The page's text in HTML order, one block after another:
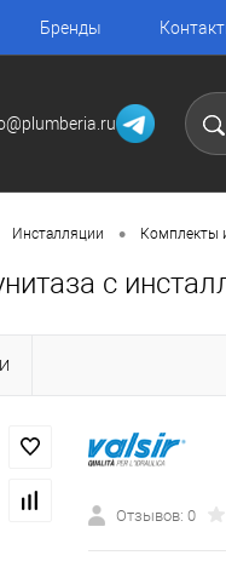
Бренды
Инсталляции • Комплекты
с
Отзывов: 0